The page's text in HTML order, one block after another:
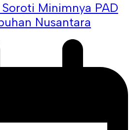
Soroti Minimnya PAD
Nusantara